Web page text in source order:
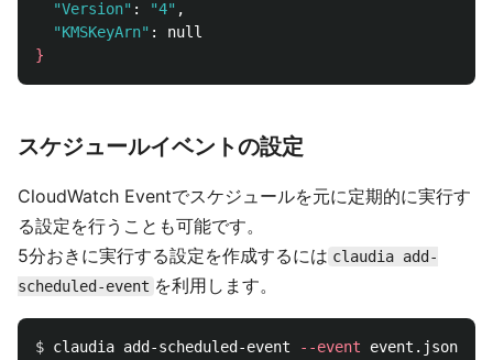
"Version" : "4" ,
"KMSKeyArn"
}
スケジュールイベントの設定
CloudWatch Eventでスケジュールを元に定期的に実行す
る設定を行うことも可能です。
5分おきに実行する設定を作成するには claudia add-
scheduled-event を利用します。
$ claudia add-scheduled-event --event event.json